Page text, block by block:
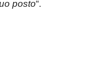
posto“.